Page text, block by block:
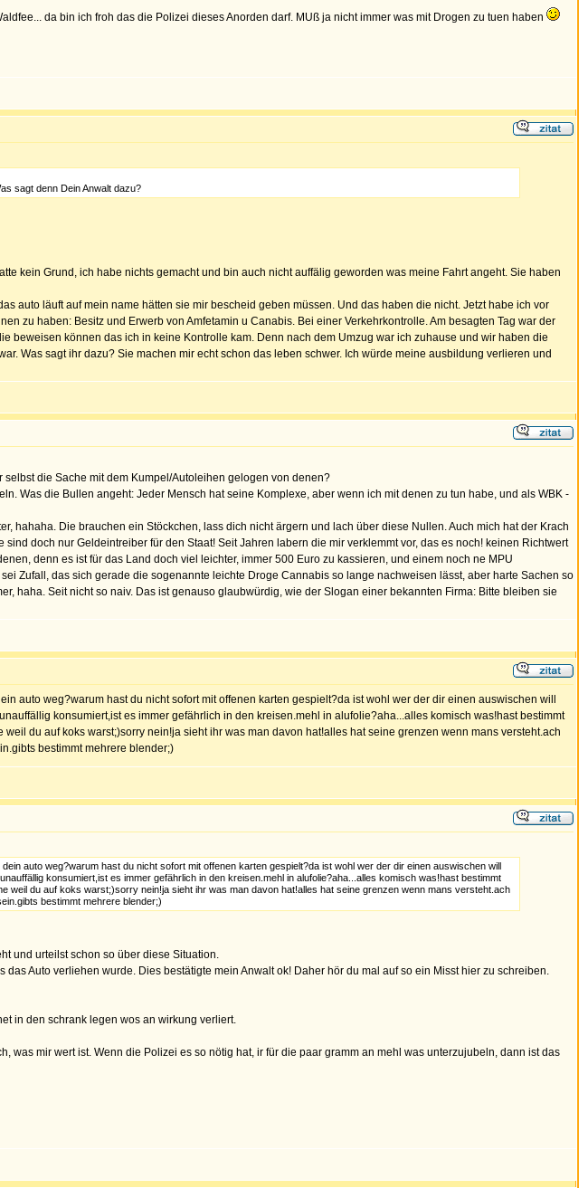
da bin ich froh das die Polizei dieses Anorden darf. MUß ja nicht immer was mit Drogen zu tuen haben
sagt denn Dein Anwalt dazu?
kein Grund, ich habe nichts gemacht und bin auch nicht auffälig geworden was meine Fahrt angeht. Sie haben
auto läuft auf mein name hätten sie mir bescheid geben müssen. Und das haben die nicht. Jetzt habe ich vor
zu haben: Besitz und Erwerb von Amfetamin u Canabis. Bei einer Verkehrkontrolle. Am besagten Tag war der
beweisen können das ich in keine Kontrolle kam. Denn nach dem Umzug war ich zuhause und wir haben die
Was sagt ihr dazu? Sie machen mir echt schon das leben schwer. Ich würde meine ausbildung verlieren und
die Sache mit dem Kumpel/Autoleihen gelogen von denen?
Was die Bullen angeht: Jeder Mensch hat seine Komplexe, aber wenn ich mit denen zu tun habe, und als WBK -
hahaha. Die brauchen ein Stöckchen, lass dich nicht ärgern und lach über diese Nullen. Auch mich hat der Krach
doch nur Geldeintreiber für den Staat! Seit Jahren labern die mir verklemmt vor, das es noch! keinen Richtwert
denn es ist für das Land doch viel leichter, immer 500 Euro zu kassieren, und einem noch ne MPU
Zufall, das sich gerade die sogenannte leichte Droge Cannabis so lange nachweisen lässt, aber harte Sachen so
haha. Seit nicht so naiv. Das ist genauso glaubwürdig, wie der Slogan einer bekannten Firma: Bitte bleiben sie
auto weg?warum hast du nicht sofort mit offenen karten gespielt?da ist wohl wer der dir einen auswischen will
konsumiert,ist es immer gefährlich in den kreisen.mehl in alufolie?aha...alles komisch was!hast bestimmt
du auf koks warst;)sorry nein!ja sieht ihr was man davon hat!alles hat seine grenzen wenn mans versteht.ach
bestimmt mehrere blender;)
auto weg?warum hast du nicht sofort mit offenen karten gespielt?da ist wohl wer der dir einen auswischen will
konsumiert,ist es immer gefährlich in den kreisen.mehl in alufolie?aha...alles komisch was!hast bestimmt
weil du auf koks warst;)sorry nein!ja sieht ihr was man davon hat!alles hat seine grenzen wenn mans versteht.ach
bestimmt mehrere blender;)
und urteilst schon so über diese Situation.
Auto verliehen wurde. Dies bestätigte mein Anwalt ok! Daher hör du mal auf so ein Misst hier zu schreiben.
in den schrank legen wos an wirkung verliert.
was mir wert ist. Wenn die Polizei es so nötig hat, ir für die paar gramm an mehl was unterzujubeln, dann ist das